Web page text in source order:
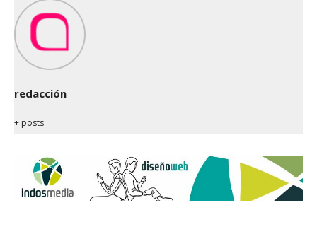
redacción
+ posts